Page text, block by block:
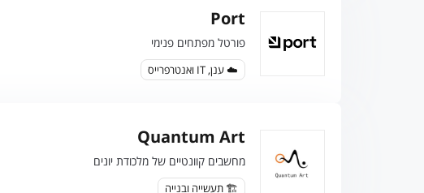
Port
פורטל מפתחים פנימי
☁️ ענן, IT ואנטרפרייס
Quantum Art
מחשבים קוונטיים של מלכודת יונים
🏗️ תעשייה ובנייה